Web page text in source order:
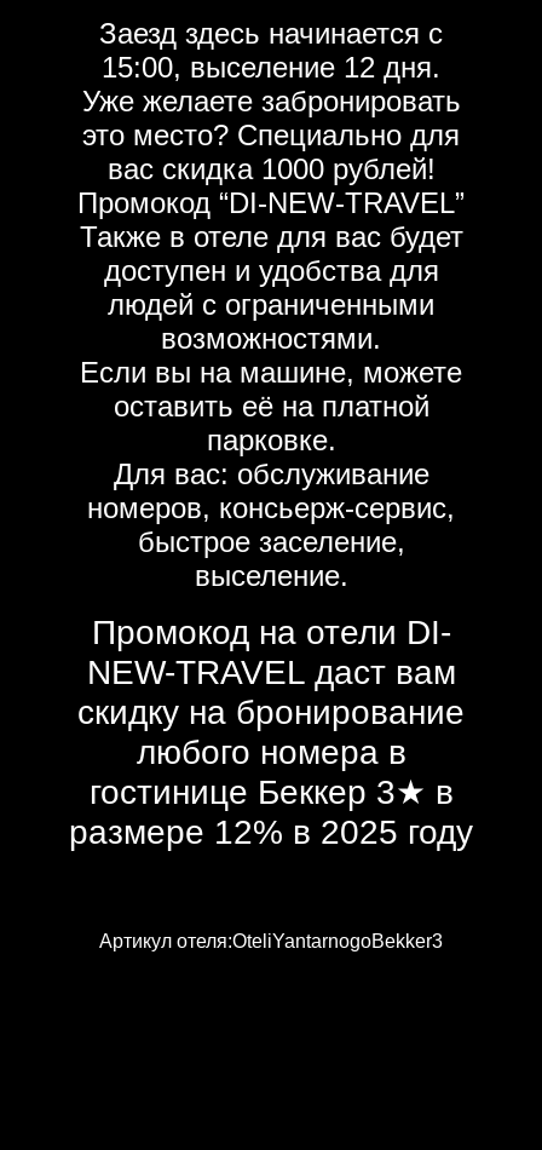
Заезд здесь начинается с
15:00, выселение 12 дня.
Уже желаете забронировать
это место? Специально для
вас скидка 1000 рублей!
Промокод “DI-NEW-TRAVEL”
Также в отеле для вас будет
доступен и удобства для
людей с ограниченными
возможностями.
Если вы на машине, можете
оставить её на платной
парковке.
Для вас: обслуживание
номеров, консьерж-сервис,
быстрое заселение,
выселение.
Промокод на отели DI-
NEW-TRAVEL даст вам
скидку на бронирование
любого номера в
гостинице Беккер 3★ в
размере 12% в 2025 году
Артикул отеля:OteliYantarnogoBekker3